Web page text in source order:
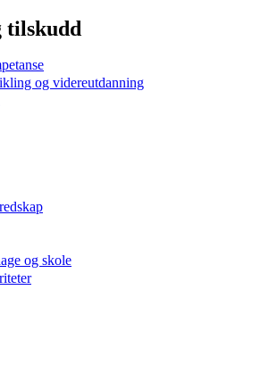
tilskudd
og videreutdanning
og skole